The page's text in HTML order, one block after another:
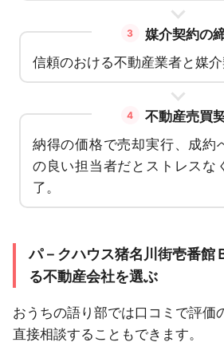
3
媒介契約の
信頼のおける不動産業者と媒介
4
不動産売買
納得の価格で売却実行、成約
の良い担当者だとストレスな
了。
パ－クハウス猪名川街壱番館
る不動産会社を選ぶ
おうちの語り部では口コミで評価
直接相談することもできます。